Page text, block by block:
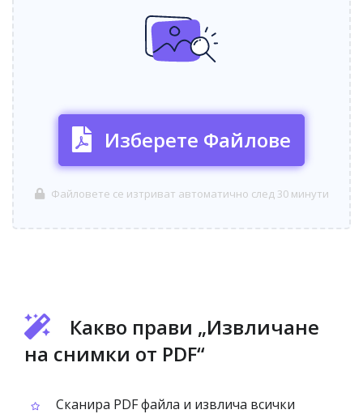
Изберете Файлове
Файловете се изтриват автоматично след 30 минути
Какво прави „Извличане
на снимки от PDF“
Сканира PDF файла и извлича всички